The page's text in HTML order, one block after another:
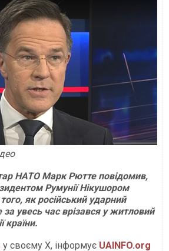
НАТО Марк Рютте повідомив,
Румунії Нікушором
як російський ударний
увесь час врізався у житловий
країни.
у своєму X, інформує UAINFO.org